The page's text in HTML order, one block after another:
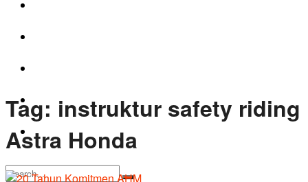
Bikers Cars
Tentang Kami
Tag: instruktur safety riding
Astra Honda